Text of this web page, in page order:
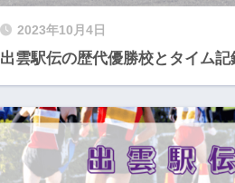
2023年10月4日
出雲駅伝の歴代優勝校とタイム記